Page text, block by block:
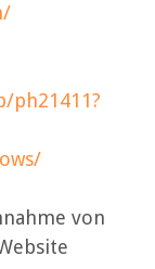
ph21411?
von